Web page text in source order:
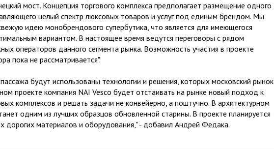
мост. Концепция торгового комплекса предполагает размещение одного
целый спектр люксовых товаров и услуг под единым брендом. Мы
идею монобрендового супербутика, что является для имеющегося
вариантом. В настоящее время ведутся переговоры с рядом
операторов данного сегмента рынка. Возможность участия в проекте
пока не рассматривается".
будут использованы технологии и решения, которых московский рынок
проекте компания NAI Vesco будет отстаивать на рынке новый подход к
комплексов и решать задачи не конвейерно, а поштучно. В архитектурном
одним из лучших образцов обновленной старины. В проекте планируется
дорогих материалов и оборудования," - добавил Андрей Федака.